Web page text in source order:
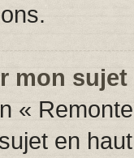
mon sujet
«
en